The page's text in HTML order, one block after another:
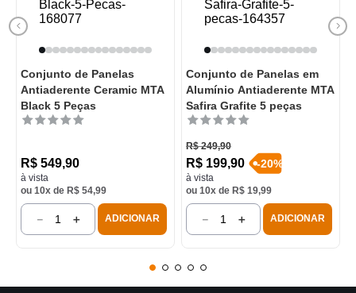
Conjunto de Panelas
Antiaderente Ceramic MTA
Black 5 Peças
R$ 549,90
à vista
ou 10x de R$ 54,99
＋
－ ADICIONAR
Conjunto de Panelas em
Alumínio Antiaderente MTA
Safira Grafite 5 peças
R$ 249,90
R$ 199,90
à vista
-20%
ou 10x de R$ 19,99
＋
－ ADICIONAR